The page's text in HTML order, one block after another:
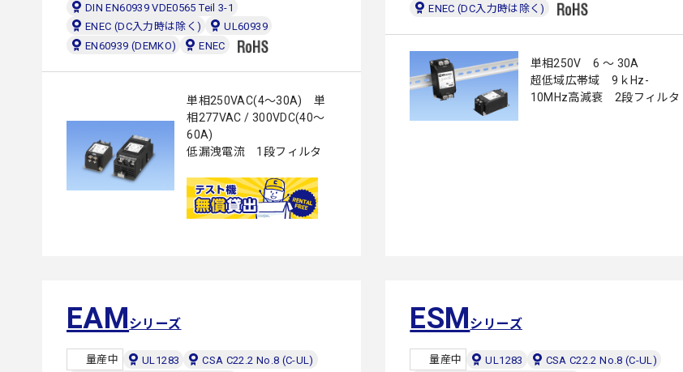
DIN EN60939 VDE0565 Teil 3-1
ENEC (DC入力時は除く)
UL60939
EN60939 (DEMKO)
ENEC
単相250VAC(4～30A) 単
相277VAC / 300VDC(40～
60A)
低漏洩電流 1段フィルタ
ENEC (DC入力時は除く)
単相250V 6 ～ 30A
超低域広帯域 9ｋHz-
10MHz高減衰 2段フィルタ
EAMシリーズ
量産中 UL1283
CSA C22.2 No.8 (C-UL)
ESMシリーズ
量産中 UL1283
CSA C22.2 No.8 (C-UL)